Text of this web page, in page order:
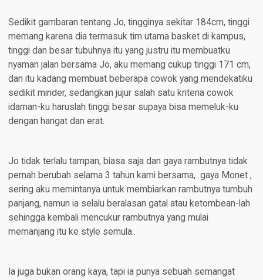
Sedikit gambaran tentang Jo, tingginya sekitar 184cm, tinggi
memang karena dia termasuk tim utama basket di kampus,
tinggi dan besar tubuhnya itu yang justru itu membuatku
nyaman jalan bersama Jo, aku memang cukup tinggi 171 cm,
dan itu kadang membuat beberapa cowok yang mendekatiku
sedikit minder, sedangkan jujur salah satu kriteria cowok
idaman-ku haruslah tinggi besar supaya bisa memeluk-ku
dengan hangat dan erat.
Jo tidak terlalu tampan, biasa saja dan gaya rambutnya tidak
pernah berubah selama 3 tahun kami bersama, gaya Monet ,
sering aku memintanya untuk membiarkan rambutnya tumbuh
panjang, namun ia selalu beralasan gatal atau ketombean-lah
sehingga kembali mencukur rambutnya yang mulai
memanjang itu ke style semula..
Ia juga bukan orang kaya, tapi ia punya sebuah semangat